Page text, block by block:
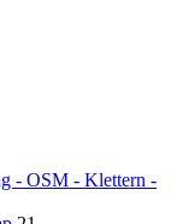
- OSM - Klettern -